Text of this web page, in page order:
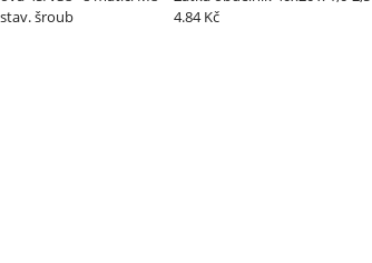
šroub
4.84 Kč